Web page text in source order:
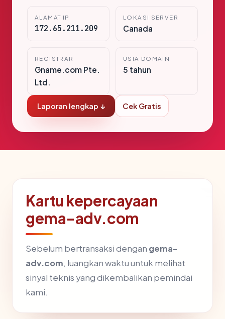
ALAMAT IP
172.65.211.209
LOKASI SERVER
Canada
REGISTRAR
Gname.com Pte.
Ltd.
USIA DOMAIN
5 tahun
Laporan lengkap ↓ Cek Gratis
Kartu kepercayaan
gema-adv.com
Sebelum bertransaksi dengan gema-
adv.com, luangkan waktu untuk melihat
sinyal teknis yang dikembalikan pemindai
kami.